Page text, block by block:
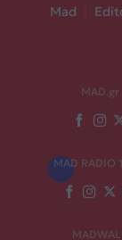
Mad
MAD.gr
MAD RADIO